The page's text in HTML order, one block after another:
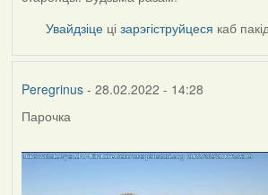
Увайдзіце цізарэгіструйцеся каб
Peregrinus- 28.02.2022 - 14:28
Парочка